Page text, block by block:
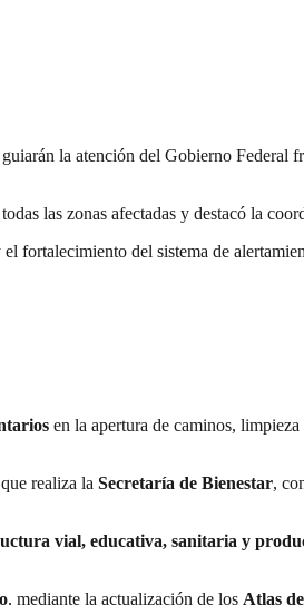
la atención del Gobierno Federal
las zonas afectadas y destacó la
fortalecimiento del sistema de
en la apertura de caminos,
que realiza la Secretaría de Bienestar,
vial, educativa, sanitaria y
, mediante la actualización de los Atlas